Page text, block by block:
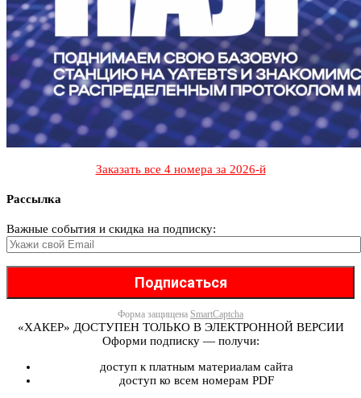
Заказать все 4 номера за 2026-й
Рассылка
Важные события и скидка на подписку:
Форма защищена SmartCaptcha
«ХАКЕР» ДОСТУПЕН ТОЛЬКО В ЭЛЕКТРОННОЙ ВЕРСИИ
Оформи подписку — получи:
доступ к платным материалам сайта
доступ ко всем номерам PDF